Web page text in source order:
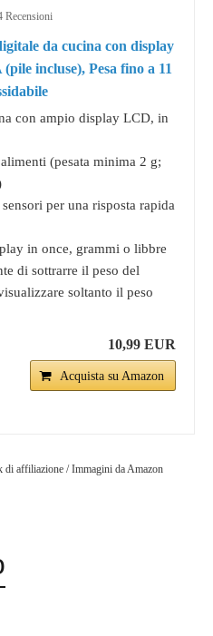
Recensioni
da cucina con display
incluse), Pesa fino a 11
con ampio display LCD, in
(pesata minima 2 g;
per una risposta rapida
in once, grammi o libbre
di sottrarre il peso del
soltanto il peso
10,99 EUR
Acquista su Amazon
affiliazione / Immagini da Amazon